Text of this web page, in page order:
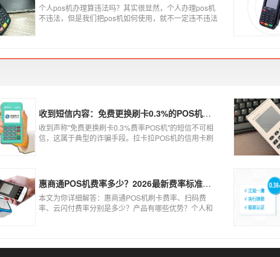
个人pos机办理算违法吗？其实很显然，个人办理pos机
不违法，但是我们把pos机如何使用，就不一定违不违法
刷自己信用卡用自己的pos机，这样只是算违规，只要我
收到短信内容：免费更换刷卡0.3%的POS机，可以相信吗？
收到声称"免费更换刷卡0.3%费率POS机"的短信不可相
信，这属于典型的诈骗手段。拉卡拉POS机的信用卡刷
惠商通POS机费率多少？2026最新费率标准及办理全攻略
本文为你详细解答：惠商通POS机刷卡费率、扫码费
率、云闪付费率分别是多少？产品有哪些优势？个人和